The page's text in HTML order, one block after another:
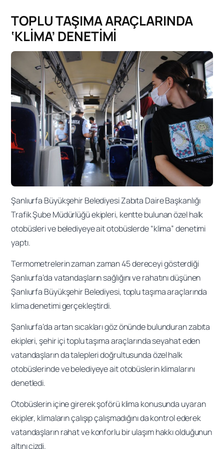
TOPLU TAŞIMA ARAÇLARINDA
‘KLİMA’ DENETİMİ
Şanlıurfa Büyükşehir Belediyesi Zabıta Daire Başkanlığı
Trafik Şube Müdürlüğü ekipleri, kentte bulunan özel halk
otobüsleri ve belediyeye ait otobüslerde “klima” denetimi
yaptı.
Termometrelerin zaman zaman 45 dereceyi gösterdiği
Şanlıurfa’da vatandaşların sağlığını ve rahatını düşünen
Şanlıurfa Büyükşehir Belediyesi, toplu taşıma araçlarında
klima denetimi gerçekleştirdi.
Şanlıurfa’da artan sıcakları göz önünde bulunduran zabıta
ekipleri, şehir içi toplu taşıma araçlarında seyahat eden
vatandaşların da talepleri doğrultusunda özel halk
otobüslerinde ve belediyeye ait otobüslerin klimalarını
denetledi.
Otobüslerin içine girerek şoförü klima konusunda uyaran
ekipler, klimaların çalışıp çalışmadığını da kontrol ederek
vatandaşların rahat ve konforlu bir ulaşım hakkı olduğunun
altını çizdi.